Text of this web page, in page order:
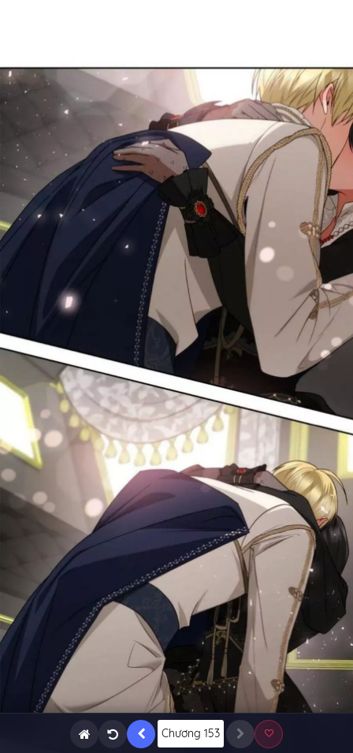
Chương 153